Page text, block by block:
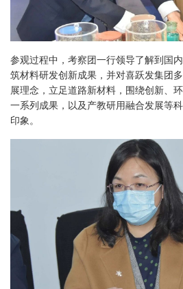
参观过程中，考察团一行领导了解到国
筑材料研发创新成果，并对喜跃发集团
展理念，立足道路新材料，围绕创新、
一系列成果，以及产教研用融合发展等
印象。